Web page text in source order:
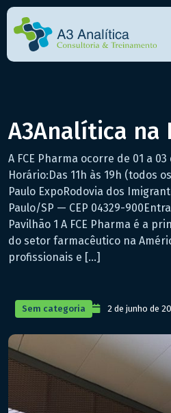
A3Analítica na
A FCE Pharma ocorre de 01 a
Horário:Das 11h às 19h (todos
Paulo ExpoRodovia dos
Paulo/SP — CEP 04329-
Pavilhão 1 A FCE Pharma é a
do setor farmacêutico na
profissionais e […]
Sem categoria 2 de junho de